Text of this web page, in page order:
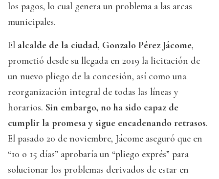
los pagos, lo cual genera un problema a las arcas
municipales.
El alcalde de la ciudad, Gonzalo Pérez Jácome,
prometió desde su llegada en 2019 la licitación de
un nuevo pliego de la concesión, así como una
reorganización integral de todas las líneas y
horarios. Sin embargo, no ha sido capaz de
cumplir la promesa y sigue encadenando retrasos.
El pasado 20 de noviembre, Jácome aseguró que en
“10 o 15 días” aprobaría un “pliego exprés” para
solucionar los problemas derivados de estar en